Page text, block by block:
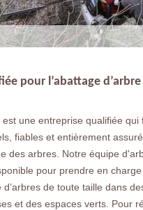
pour l’abattage
est une entreprise qualifiée qui
fiables et entièrement
des arbres. Notre équipe
pour prendre en
d’arbres de toute taille dans
et des espaces verts. Pour